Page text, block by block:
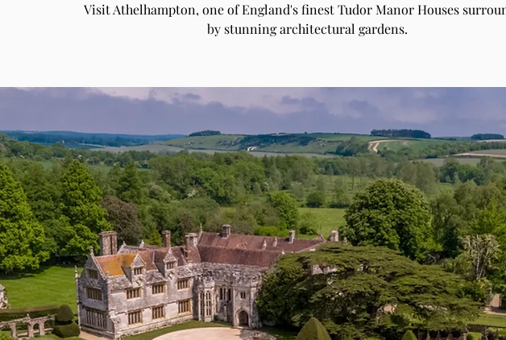
Visit Athelhampton, one of England's finest Tudor Manor Houses
by stunning architectural gardens.